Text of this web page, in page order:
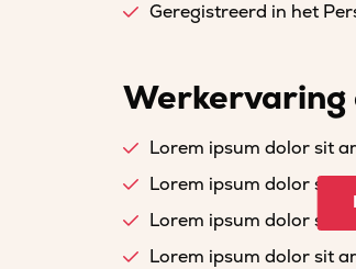
Geregistreerd in het
Werkervaring
Lorem ipsum dolor sit
Lorem ipsum dolor sit
Lorem ipsum dolor sit
Lorem ipsum dolor sit